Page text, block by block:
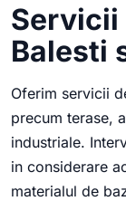
Balesti
Oferim servicii
precum terase,
industriale.
in considerare
materialul de